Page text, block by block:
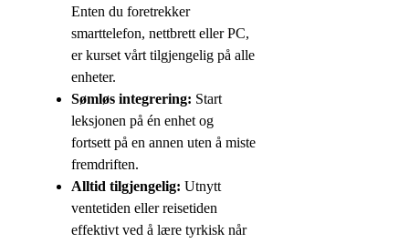
Enten du foretrekker
smarttelefon, nettbrett eller PC,
er kurset vårt tilgjengelig på alle
enheter.
Sømløs integrering: Start
leksjonen på én enhet og
fortsett på en annen uten å miste
fremdriften.
Alltid tilgjengelig: Utnytt
ventetiden eller reisetiden
effektivt ved å lære tyrkisk når